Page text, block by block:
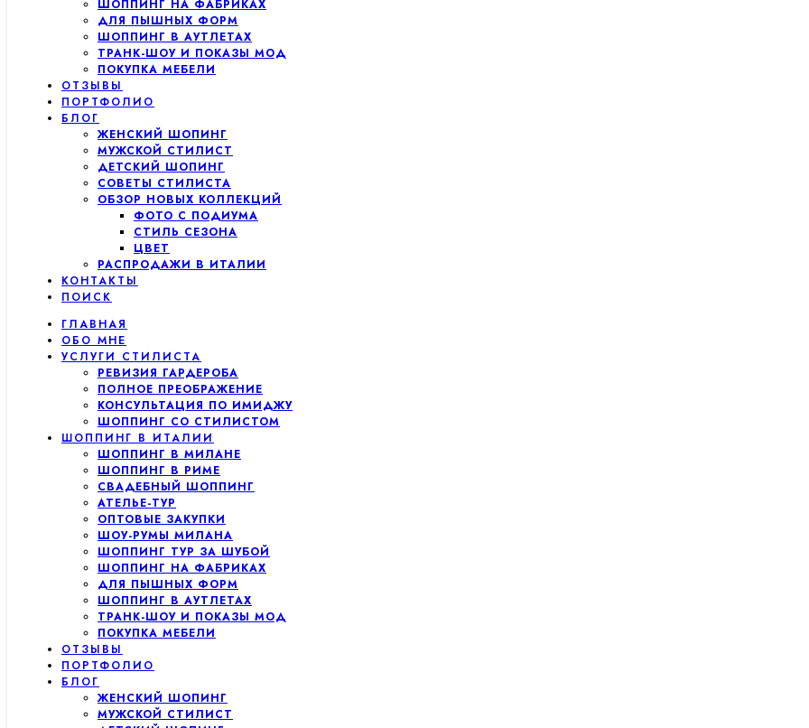
ШОППИНГ НА ФАБРИКАХ
ДЛЯ ПЫШНЫХ ФОРМ
ШОППИНГ В АУТЛЕТАХ
ТРАНК-ШОУ И ПОКАЗЫ МОД
ПОКУПКА МЕБЕЛИ
ОТЗЫВЫ
ПОРТФОЛИО
БЛОГ
ЖЕНСКИЙ ШОПИНГ
МУЖСКОЙ СТИЛИСТ
ДЕТСКИЙ ШОПИНГ
СОВЕТЫ СТИЛИСТА
ОБЗОР НОВЫХ КОЛЛЕКЦИЙ
ФОТО С ПОДИУМА
СТИЛЬ СЕЗОНА
ЦВЕТ
РАСПРОДАЖИ В ИТАЛИИ
КОНТАКТЫ
ПОИСК
ГЛАВНАЯ
ОБО МНЕ
УСЛУГИ СТИЛИСТА
РЕВИЗИЯ ГАРДЕРОБА
ПОЛНОЕ ПРЕОБРАЖЕНИЕ
КОНСУЛЬТАЦИЯ ПО ИМИДЖУ
ШОППИНГ СО СТИЛИСТОМ
ШОППИНГ В ИТАЛИИ
ШОППИНГ В МИЛАНЕ
ШОППИНГ В РИМЕ
СВАДЕБНЫЙ ШОППИНГ
АТЕЛЬЕ-ТУР
ОПТОВЫЕ ЗАКУПКИ
ШОУ-РУМЫ МИЛАНА
ШОППИНГ ТУР ЗА ШУБОЙ
ШОППИНГ НА ФАБРИКАХ
ДЛЯ ПЫШНЫХ ФОРМ
ШОППИНГ В АУТЛЕТАХ
ТРАНК-ШОУ И ПОКАЗЫ МОД
ПОКУПКА МЕБЕЛИ
ОТЗЫВЫ
ПОРТФОЛИО
БЛОГ
ЖЕНСКИЙ ШОПИНГ
МУЖСКОЙ СТИЛИСТ